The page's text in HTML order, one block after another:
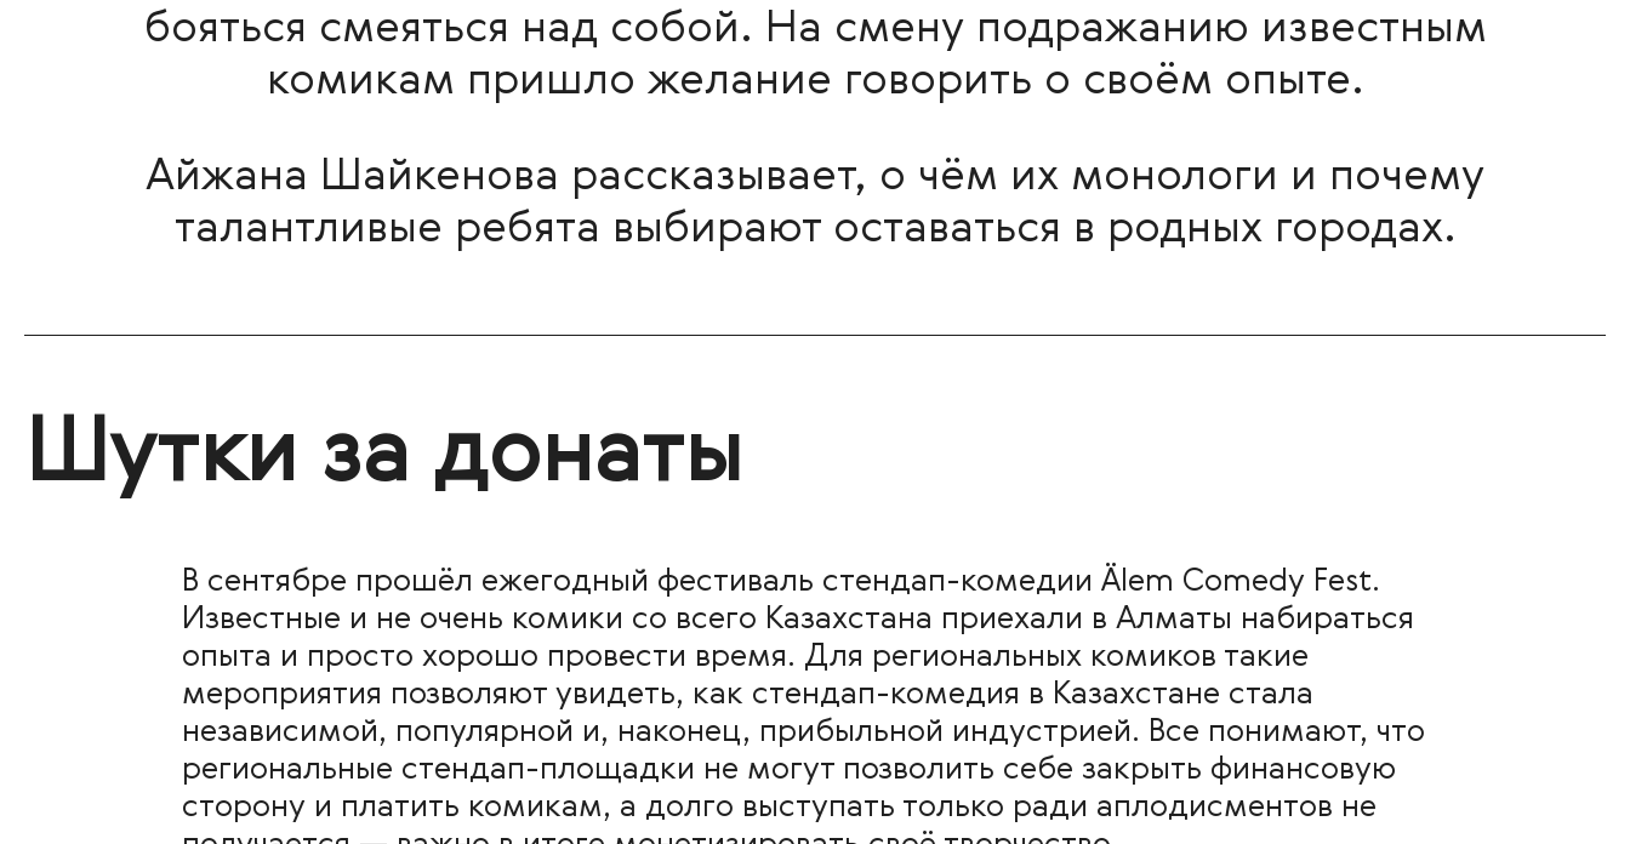
бояться смеяться над собой. На смену подражанию известным
комикам пришло желание говорить о своём опыте.
Айжана Шайкенова рассказывает, о чём их монологи и почему
талантливые ребята выбирают оставаться в родных городах.
Шутки за донаты
В сентябре прошёл ежегодный фестиваль стендап-комедии Älem Comedy Fest.
Известные и не очень комики со всего Казахстана приехали в Алматы набираться
опыта и просто хорошо провести время. Для региональных комиков такие
мероприятия позволяют увидеть, как стендап-комедия в Казахстане стала
независимой, популярной и, наконец, прибыльной индустрией. Все понимают, что
региональные стендап-площадки не могут позволить себе закрыть финансовую
сторону и платить комикам, а долго выступать только ради аплодисментов не